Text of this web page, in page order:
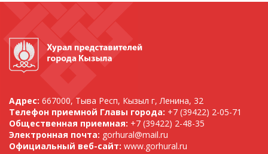
Адрес: 667000, Тыва Респ, Кызыл г, Ленина, 32
Телефон приемной Главы города: +7 (39422) 2-05-71
Общественная приемная: +7 (39422) 2-48-35
Электронная почта: gorhural@mail.ru
Официальный веб-сайт: www.gorhural.ru